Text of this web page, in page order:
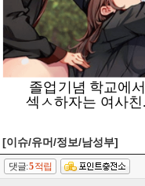
[이슈/유머/정보/남성부]
댓글:5적립